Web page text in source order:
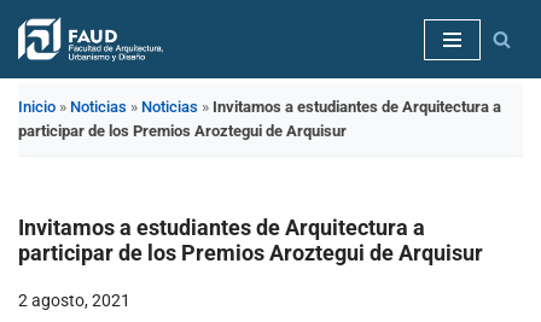
Saltar
contenido
Inicio » Noticias » Noticias » Invitamos a estudiantes de Arquitectura a
participar de los Premios Aroztegui de Arquisur
Invitamos a estudiantes de Arquitectura a
participar de los Premios Aroztegui de Arquisur
2 agosto, 2021